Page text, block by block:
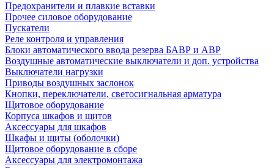
Предохранители и плавкие вставки
Прочее силовое оборудование
Пускатели
Реле контроля и управления
Блоки автоматического ввода резерва БАВР и АВР
Воздушные автоматические выключатели и доп. устройства
Выключатели нагрузки
Приводы воздушных заслонок
Кнопки, переключатели, светосигнальная арматура
Щитовое оборудование
Корпуса шкафов и щитов
Аксессуары для шкафов
Шкафы и щиты (оболочки)
Щитовое оборудование в сборе
Аксессуары для электромонтажа